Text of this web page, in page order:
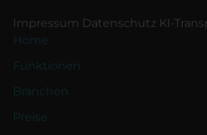
Impressum Datenschutz KI-
Home
Funktionen
Branchen
Preise